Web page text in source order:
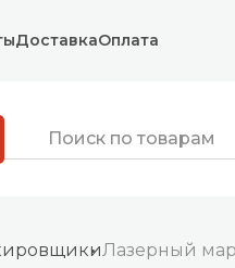
ДоставкаОплата
Лазерный